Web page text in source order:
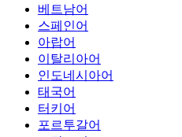
베트남어
스페인어
아랍어
이탈리아어
인도네시아어
태국어
터키어
포르투갈어